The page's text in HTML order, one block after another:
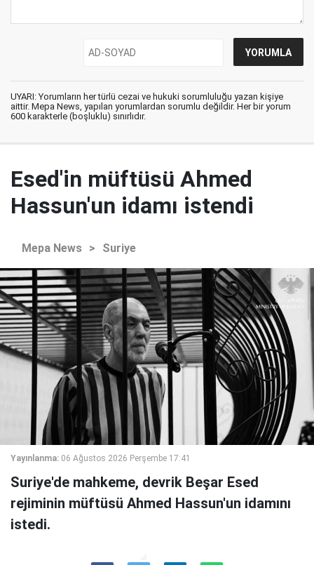
UYARI: Yorumların her türlü cezai ve hukuki sorumluluğu yazan kişiye
aittir. Mepa News, yapılan yorumlardan sorumlu değildir. Her bir yorum
600 karakterle (boşluklu) sınırlıdır.
Esed'in müftüsü Ahmed
Hassun'un idamı istendi
Mepa News > Suriye
Yayınlanma: 06 Ağustos 2026 Perşembe 17:41
Suriye'de mahkeme, devrik Beşar Esed
rejiminin müftüsü Ahmed Hassun'un idamını
istedi.